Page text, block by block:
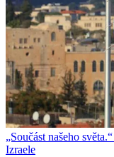
„Součást našeho
Izraele